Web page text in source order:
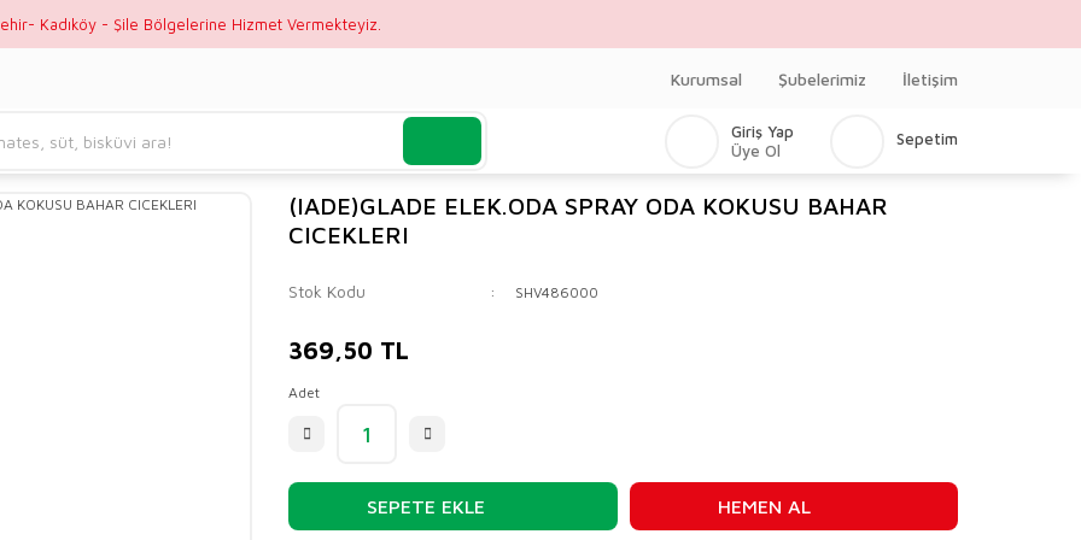
Kadıköy - Şile Bölgelerine Hizmet Vermekteyiz.
Kurumsal Şubelerimiz İletişim
Giriş Yap
Üye Ol
Sepetim
(IADE)GLADE ELEK.ODA SPRAY ODA KOKUSU BAHAR
CICEKLERI
Stok Kodu SHV486000
369,50 TL
Adet
SEPETE EKLE HEMEN AL